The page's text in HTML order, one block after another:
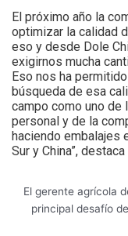
El próximo año la
optimizar la calidad
eso y desde Dole
exigirnos mucha
Eso nos ha
búsqueda de esa
campo como uno de
personal y de la
haciendo embalajes
Sur y China”,
El gerente agrícola
principal desafío